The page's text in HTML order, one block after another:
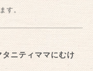
す。
ニティママにむけ